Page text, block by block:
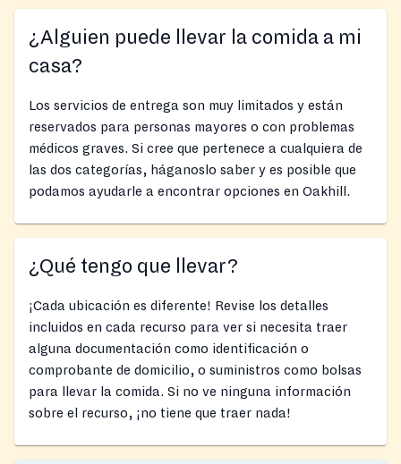
¿Alguien puede llevar la comida a mi
casa?
Los servicios de entrega son muy limitados y están
reservados para personas mayores o con problemas
médicos graves. Si cree que pertenece a cualquiera de
las dos categorías, háganoslo saber y es posible que
podamos ayudarle a encontrar opciones en Oakhill.
¿Qué tengo que llevar?
¡Cada ubicación es diferente! Revise los detalles
incluidos en cada recurso para ver si necesita traer
alguna documentación como identificación o
comprobante de domicilio, o suministros como bolsas
para llevar la comida. Si no ve ninguna información
sobre el recurso, ¡no tiene que traer nada!